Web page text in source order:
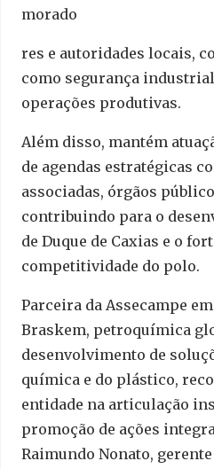
morado
res e autoridades locais,
como segurança
operações produtivas.
Além disso, mantém
de agendas estratégicas
associadas, órgãos
contribuindo para o
de Duque de Caxias e o
competitividade do polo.
Parceira da Assecampe
Braskem, petroquímica
desenvolvimento de
química e do plástico,
entidade na articulação
promoção de ações
Raimundo Nonato,